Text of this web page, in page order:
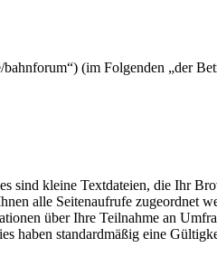
(im Folgenden „der
kleine Textdateien, die Ihr
alle Seitenaufrufe zugeordnet
über Ihre Teilnahme an
haben standardmäßig eine